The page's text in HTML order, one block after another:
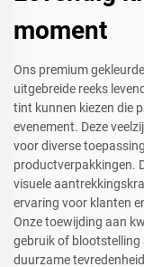
moment
Ons premium
uitgebreide reeks
tint kunnen kiezen die
evenement. Deze
voor diverse
productverpakkingen.
visuele
ervaring voor klanten
Onze toewijding aan
gebruik of blootstelling
duurzame